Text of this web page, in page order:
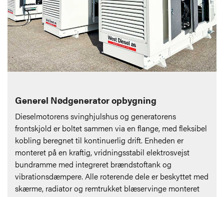
Generel Nødgenerator opbygning
Dieselmotorens svinghjulshus og generatorens
frontskjold er boltet sammen via en flange, med fleksibel
kobling beregnet til kontinuerlig drift. Enheden er
monteret på en kraftig, vridningsstabil elektrosvejst
bundramme med integreret brændstoftank og
vibrationsdæmpere. Alle roterende dele er beskyttet med
skærme, radiator og remtrukket blæservinge monteret